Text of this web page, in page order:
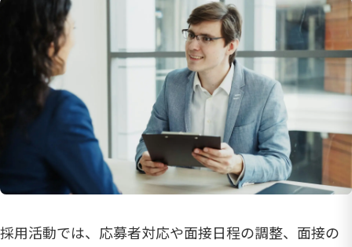
採用活動では、応募者対応や面接日程の調整、面接の